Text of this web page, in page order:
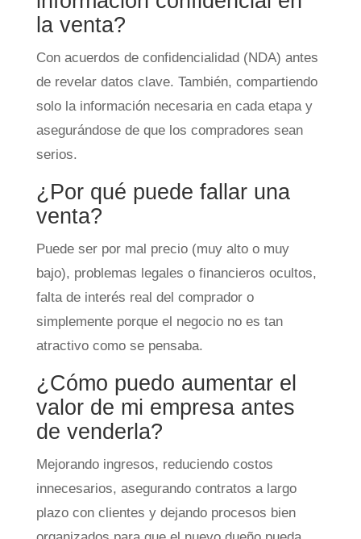
la venta?
Con acuerdos de confidencialidad (NDA) antes
de revelar datos clave. También, compartiendo
solo la información necesaria en cada etapa y
asegurándose de que los compradores sean
serios.
¿Por qué puede fallar una
venta?
Puede ser por mal precio (muy alto o muy
bajo), problemas legales o financieros ocultos,
falta de interés real del comprador o
simplemente porque el negocio no es tan
atractivo como se pensaba.
¿Cómo puedo aumentar el
valor de mi empresa antes
de venderla?
Mejorando ingresos, reduciendo costos
innecesarios, asegurando contratos a largo
plazo con clientes y dejando procesos bien